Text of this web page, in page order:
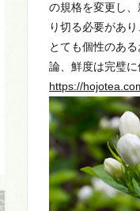
の規格を変更し
り切る必要があ
とても個性のあ
論、鮮度は完璧に
https://